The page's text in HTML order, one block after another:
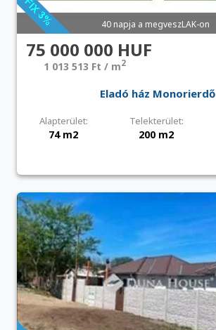
40 napja a megveszLAK-on
75 000 000 HUF
1 013 513 Ft / m2
Eladó ház Monorierdő
Alapterület: Telekterület:
74 m2 200 m2